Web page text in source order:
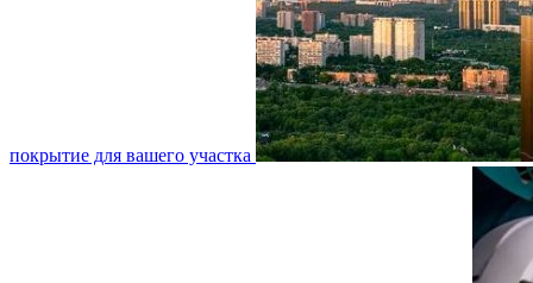
покрытие для вашего участка